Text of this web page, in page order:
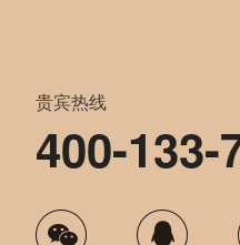
贵宾热线
400-133-